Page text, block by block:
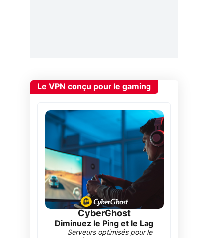
Le VPN conçu pour le gaming
CyberGhost
Diminuez le Ping et le Lag
Serveurs optimisés pour le